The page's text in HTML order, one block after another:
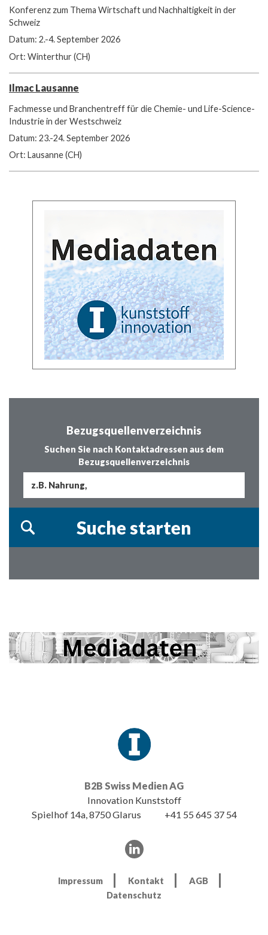
Konferenz zum Thema Wirtschaft und Nachhaltigkeit in der
Schweiz
Datum: 2.-4. September 2026
Ort: Winterthur (CH)
Ilmac Lausanne
Fachmesse und Branchentreff für die Chemie- und Life-Science-
Industrie in der Westschweiz
Datum: 23.-24. September 2026
Ort: Lausanne (CH)
Bezugsquellenverzeichnis
Suchen Sie nach Kontaktadressen aus dem
Bezugsquellenverzeichnis
B2B Swiss Medien AG
Innovation Kunststoff
Spielhof 14a, 8750 Glarus
+41 55 645 37 54
Impressum Kontakt
AGB
Datenschutz